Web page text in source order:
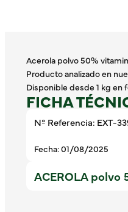
Acerola polvo 50%
Producto analizado en
Disponible desde 1 kg en
FICHA
Nº Referencia: EXT-
Fecha: 01/08/2025
ACEROLA polvo